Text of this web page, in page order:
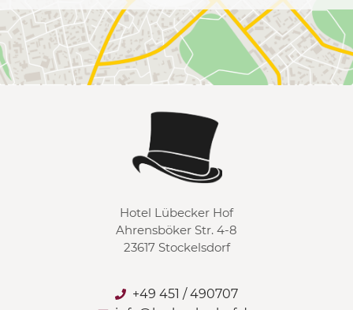
Hotel Lübecker Hof
Ahrensböker Str. 4-8
23617 Stockelsdorf
+49 451 / 490707